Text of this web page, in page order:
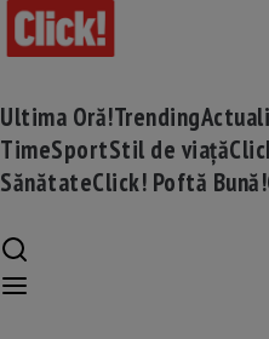
Ultima Oră!Trending
TimeSportStil de viață
SănătateClick! Poftă Bună!